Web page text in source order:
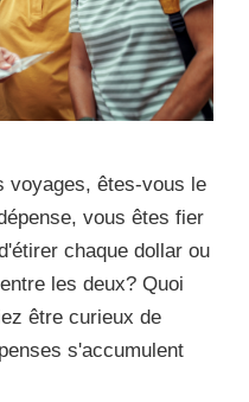
voyages, êtes-vous le
vous êtes fier
chaque dollar ou
les deux? Quoi
être curieux de
s'accumulent